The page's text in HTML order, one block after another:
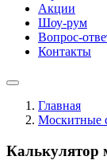
Акции
Шоу-рум
Вопрос-
Контакты
Главная
Москитные
Калькулятор